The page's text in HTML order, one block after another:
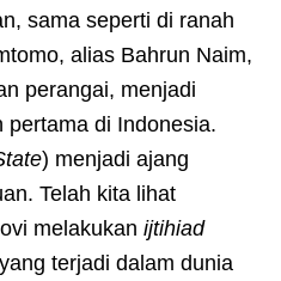
sama seperti di ranah
alias Bahrun Naim,
perangai, menjadi
pertama di Indonesia.
) menjadi ajang
Telah kita lihat
melakukan ijtihiad
terjadi dalam dunia